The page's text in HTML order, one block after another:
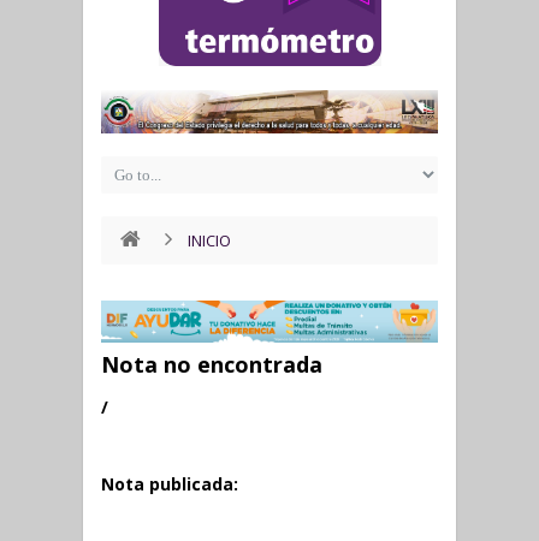
INICIO
Nota no encontrada
/
Nota publicada: